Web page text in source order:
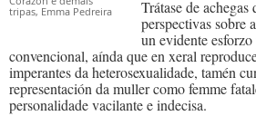
tripas, Emma Pedreira
Trátase de
perspectivas sobre
un evidente
convencional, aínda que en xeral
imperantes da heterosexualidade, tamén
representación da muller como femme
personalidade vacilante e indecisa.